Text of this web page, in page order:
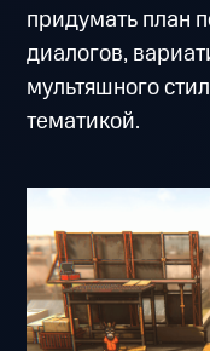
придумать план
диалогов,
мультяшного
тематикой.